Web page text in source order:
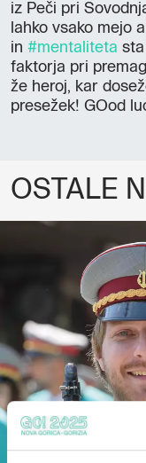
iz Peči pri
lahko vsako mejo
in #mentaliteta
faktorja pri
že heroj, kar
presežek! GOod
OSTALE